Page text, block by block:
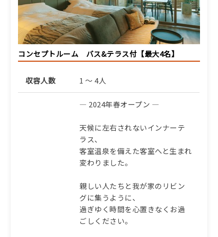
39,847円/人/泊 ～
詳細
コンセプトルーム バス&テラス付【最大4名】
収容人数 1 ～ 4人
― 2024年春オープン ―
天候に左右されないインナーテ
ラス、
客室温泉を備えた客室へと生まれ
変わりました。
親しい人たちと我が家のリビン
グに集うように、
過ぎゆく時間を心置きなくお過
ごしください。